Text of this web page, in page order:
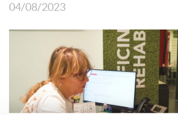
04/08/2023